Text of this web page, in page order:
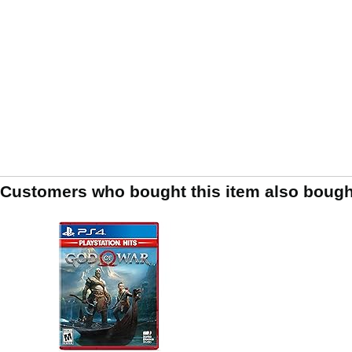
Customers who bought this item also